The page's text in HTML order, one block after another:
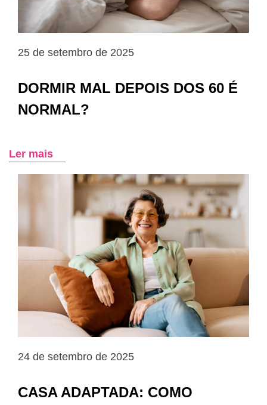
25 de setembro de 2025
DORMIR MAL DEPOIS DOS 60 É
NORMAL?
Ler mais
24 de setembro de 2025
CASA ADAPTADA: COMO